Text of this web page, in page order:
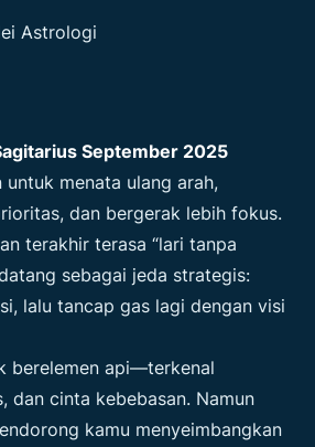
Astrologi
September 2025
menata ulang arah,
dan bergerak lebih fokus.
terakhir terasa “lari tanpa
sebagai jeda strategis:
lalu tancap gas lagi dengan visi
berelemen api—terkenal
dan cinta kebebasan. Namun
kamu menyeimbangkan